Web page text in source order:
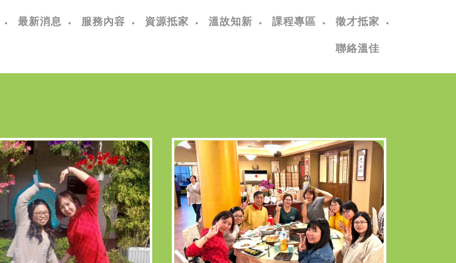
最新消息 服務內容 資源抵家 溫故知新 課程專區 徵才抵家
聯絡溫佳